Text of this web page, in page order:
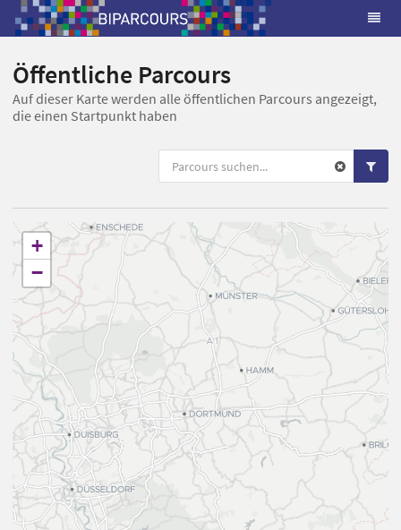
Öffentliche Parcours
Auf dieser Karte werden alle öffentlichen Parcours angezeigt,
die einen Startpunkt haben
+
−